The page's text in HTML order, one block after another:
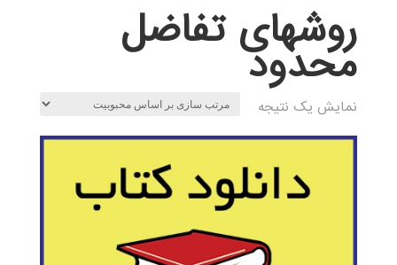
روشهای تفاضل
محدود
نمایش یک نتیجه